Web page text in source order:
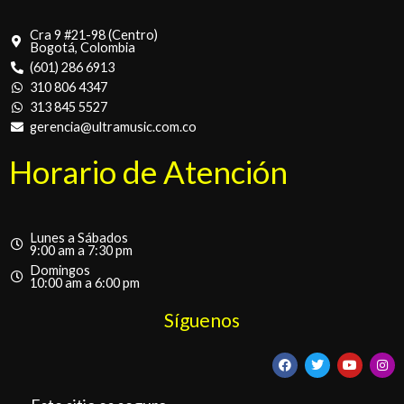
Cra 9 #21-98 (Centro)
Bogotá, Colombia
(601) 286 6913
310 806 4347
313 845 5527
gerencia@ultramusic.com.co
Horario de Atención
Lunes a Sábados
9:00 am a 7:30 pm
Domingos
10:00 am a 6:00 pm
Síguenos
F
a
T
w
Y
o
I
n